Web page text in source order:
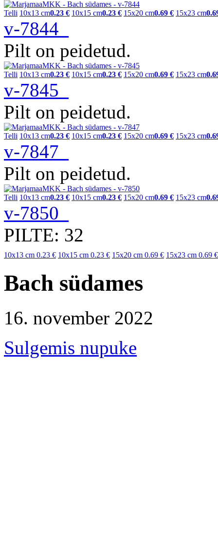
Telli 10x13 cm0.23 € 10x15 cm0.23 € 15x20 cm0.69 € 15x23 cm
v-7844
Pilt on peidetud.
Telli 10x13 cm0.23 € 10x15 cm0.23 € 15x20 cm0.69 € 15x23 cm
v-7845
Pilt on peidetud.
Telli 10x13 cm0.23 € 10x15 cm0.23 € 15x20 cm0.69 € 15x23 cm
v-7847
Pilt on peidetud.
Telli 10x13 cm0.23 € 10x15 cm0.23 € 15x20 cm0.69 € 15x23 cm
v-7850
PILTE: 32
10x13 cm 0.23 € 10x15 cm 0.23 € 15x20 cm 0.69 € 15x23 cm 0.69 €
Bach südames
16. november 2022
Sulgemis nupuke